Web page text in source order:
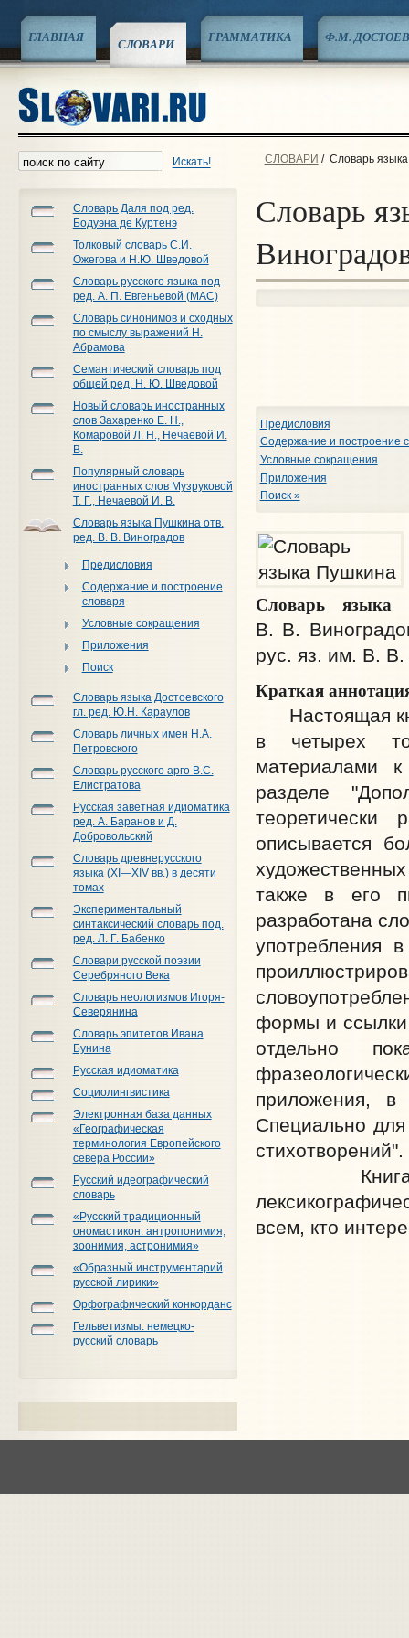
ГЛАВНАЯ СЛОВАРИ ГРАММАТИКА Ф.М.
Искать!
Словарь Даля под ред.
Бодуэна де Куртенэ
Толковый словарь С.И.
Ожегова и Н.Ю. Шведовой
Словарь русского языка под
ред. А. П. Евгеньевой (МАС)
Словарь синонимов и сходных
по смыслу выражений Н.
Абрамова
Семантический словарь под
общей ред. Н. Ю. Шведовой
Новый словарь иностранных
слов Захаренко Е. Н.,
Комаровой Л. Н., Нечаевой И.
В.
Популярный словарь
иностранных слов Музруковой
Т. Г., Нечаевой И. В.
Словарь языка Пушкина отв.
ред. В. В. Виноградов
Предисловия
Содержание и построение
словаря
Условные сокращения
Приложения
Поиск
Словарь языка Достоевского
гл. ред. Ю.Н. Караулов
Словарь личных имен Н.А.
Петровского
Словарь русского арго В.С.
Елистратова
Русская заветная идиоматика
ред. А. Баранов и Д.
Добровольский
Словарь древнерусского
языка (XI—XIV вв.) в десяти
томах
Экспериментальный
синтаксический словарь под.
ред. Л. Г. Бабенко
Словари русской поэзии
Серебряного Века
Словарь неологизмов Игоря-
Северянина
Словарь эпитетов Ивана
Бунина
Русская идиоматика
Социолингвистика
Электронная база данных
«Географическая
терминология Европейского
севера России»
Русский идеографический
словарь
«Русский традиционный
ономастикон: антропонимия,
зоонимия, астронимия»
«Образный инструментарий
русской лирики»
Орфографический конкорданс
Гельветизмы: немецко-
русский словарь
СЛОВАРИ / Словарь
Словарь
Предисловия
Содержание и построение
Условные сокращения
Приложения
Поиск »
Словарь
В. В.
рус. яз. им. В.
Краткая
Настоящая
в четырех
материалами
разделе
описывается
также в его
разработана
употребления
формы и ссылки
отдельно
приложения, в
Специально
стихотворений".
Книга
всем, кто